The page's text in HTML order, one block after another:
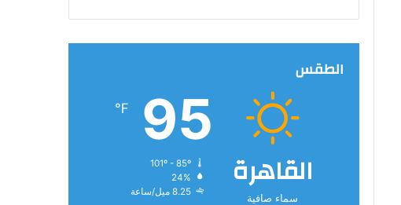
الطقس
القاهرة
سماء صافية
95
℉
24%
8.25 ميل/ساعة